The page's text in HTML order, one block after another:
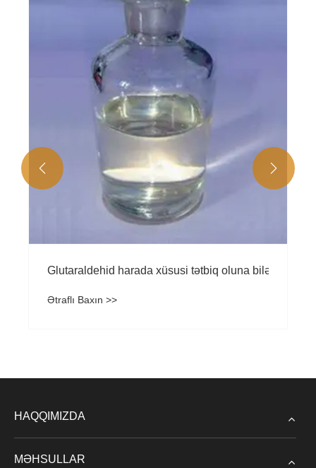
hansılardır?Glutaraldehid harada xüsusi tətbiq oluna bilər?
Ətraflı Baxın >>
 
HAQQIMIZDA
MƏHSULLAR